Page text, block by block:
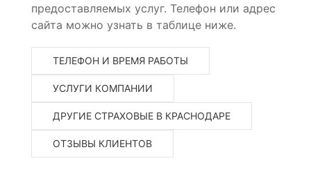
предоставляемых услуг. Телефон или адрес
сайта можно узнать в таблице ниже.
ТЕЛЕФОН И ВРЕМЯ РАБОТЫ
УСЛУГИ КОМПАНИИ
ДРУГИЕ СТРАХОВЫЕ В КРАСНОДАРЕ
ОТЗЫВЫ КЛИЕНТОВ